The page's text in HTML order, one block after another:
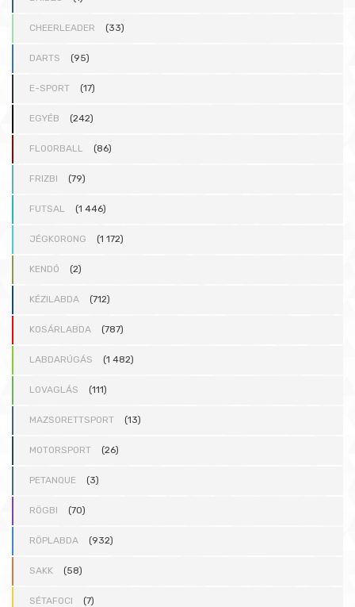
CHEERLEADER (33)
DARTS (95)
E-SPORT (17)
EGYÉB (242)
FLOORBALL (86)
FRIZBI (79)
FUTSAL (1 446)
JÉGKORONG (1 172)
KENDÓ (2)
KÉZILABDA (712)
KOSÁRLABDA (787)
LABDARÚGÁS (1 482)
LOVAGLÁS (111)
MAZSORETTSPORT (13)
MOTORSPORT (26)
PETANQUE (3)
RÖGBI (70)
RÖPLABDA (932)
SAKK (58)
SÉTAFOCI (7)